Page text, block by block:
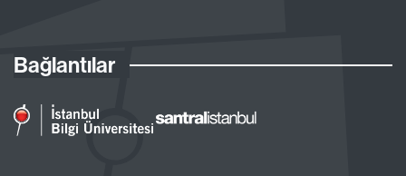
Bağlantılar